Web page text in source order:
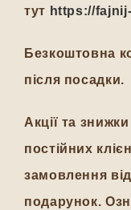
тут https://
Безкоштовна
після посадки.
Акції та
постійних
замовлення
подарунок.